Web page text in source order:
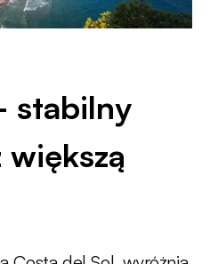
stabilny